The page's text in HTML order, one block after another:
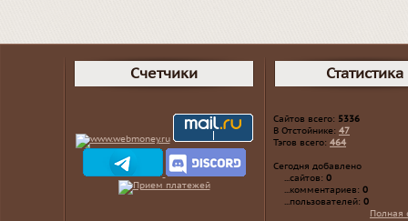
Счетчики Статистика
Сайтов всего: 5336
В Отстойнике: 47
Тэгов всего: 464
Сегодня добавлено
...сайтов: 0
...комментариев: 0
...пользователей: 0
Полная